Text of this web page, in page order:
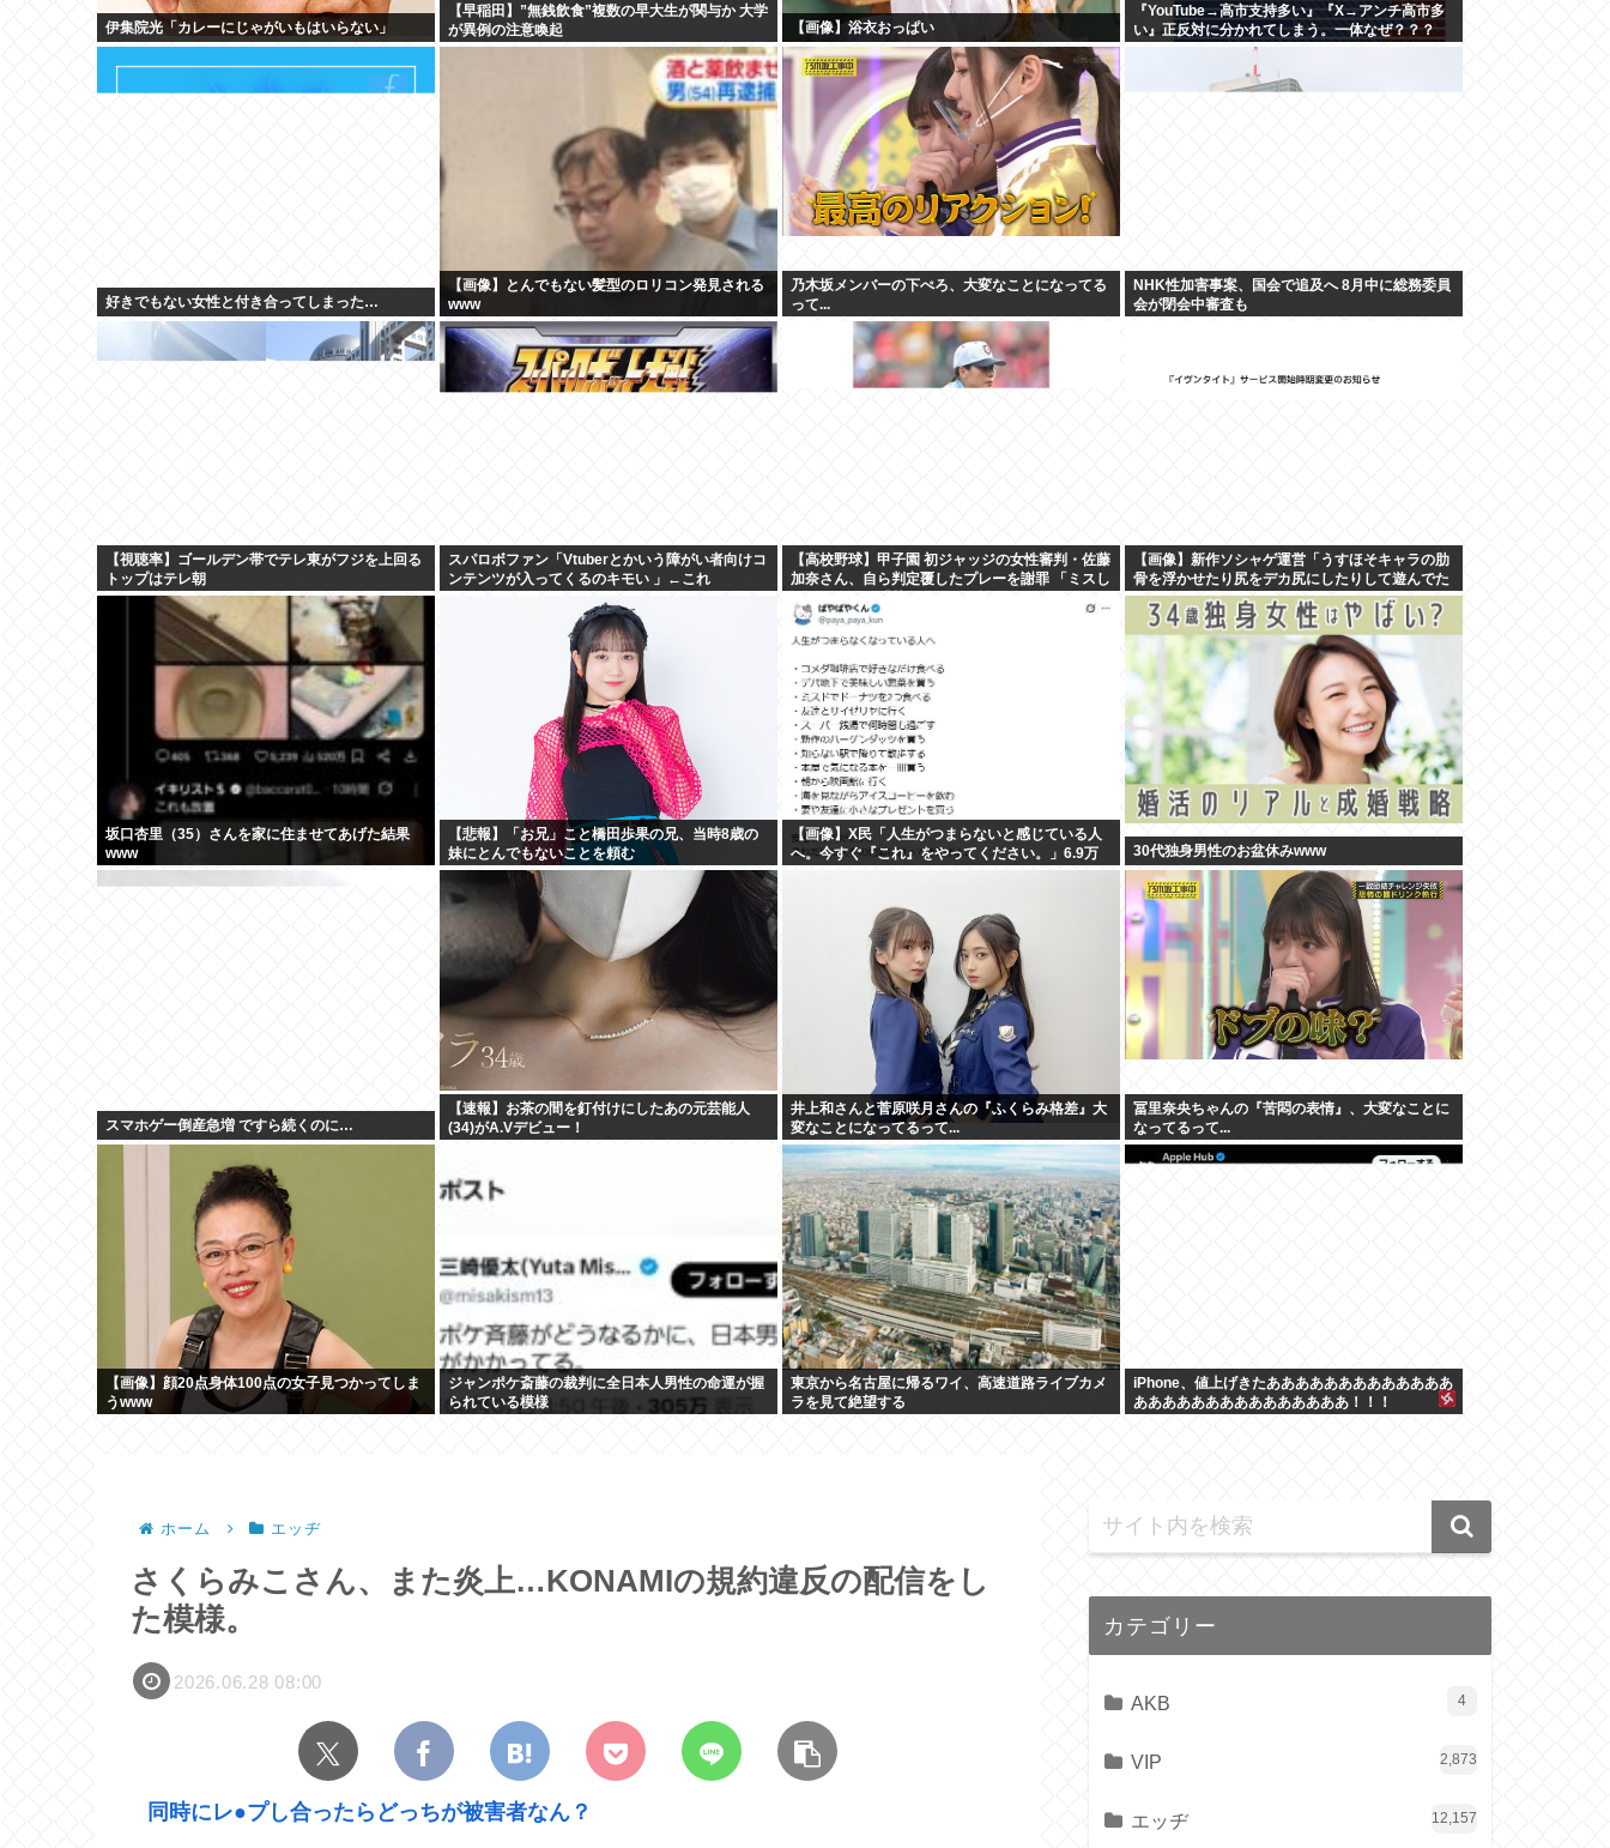
伊集院光「カレーにじゃがいもはいらない」
【早稲田】”無銭飲食”複数の早大生が関与か 大学
が異例の注意喚起
【画像】浴衣おっぱい
『YouTube→高市支持多い』『X→アンチ高市多
い』正反対に分かれてしまう。一体なぜ？？？
好きでもない女性と付き合ってしまった…
【画像】とんでもない髪型のロリコン発見される
www
乃木坂メンバーの下ぺろ、大変なことになってる
って...
NHK性加害事案、国会で追及へ 8月中に総務委員
会が閉会中審査も
【視聴率】ゴールデン帯でテレ東がフジを上回る
トップはテレ朝
スパロボファン「Vtuberとかいう障がい者向けコ
ンテンツが入ってくるのキモい 」←これ
【高校野球】甲子園 初ジャッジの女性審判・佐藤
加奈さん、自ら判定覆したプレーを謝罪 「ミスし
【画像】新作ソシャゲ運営「うすほそキャラの肋
骨を浮かせたり尻をデカ尻にしたりして遊んでた
らリリース遅れました」
坂口杏里（35）さんを家に住ませてあげた結果
www
【悲報】「お兄」こと橋田歩果の兄、当時8歳の
妹にとんでもないことを頼む
【画像】X民「人生がつまらないと感じている人
へ。今すぐ『これ』をやってください。」6.9万
30代独身男性のお盆休みwww
スマホゲー倒産急増 ですら続くのに…
【速報】お茶の間を釘付けにしたあの元芸能人
(34)がA.Vデビュー！
井上和さんと菅原咲月さんの『ふくらみ格差』大
変なことになってるって...
冨里奈央ちゃんの『苦悶の表情』、大変なことに
なってるって...
【画像】顔20点身体100点の女子見つかってしま
うwww
ジャンポケ斎藤の裁判に全日本人男性の命運が握
られている模様
東京から名古屋に帰るワイ、高速道路ライブカメ
ラを見て絶望する
iPhone、値上げきたあああああああああああああ
あああああああああああああああ！！！
ホーム エッヂ
さくらみこさん、また炎上…KONAMIの規約違反の配信をし
た模様。
2026.06.28 08:00
同時にレ●プし合ったらどっちが被害者なん？
カテゴリー
AKB 4
VIP 2,873
エッヂ 12,157